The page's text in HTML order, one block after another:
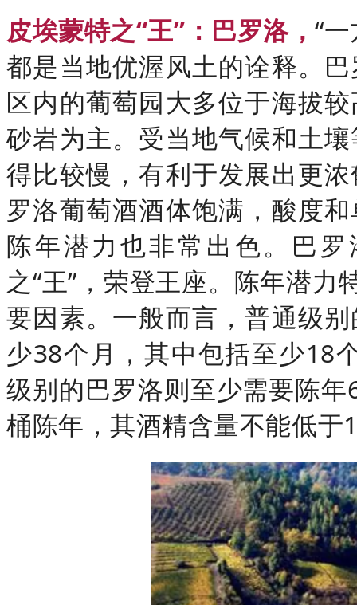
皮埃蒙特之“王”：巴罗洛，“
都是当地优渥风土的诠释。
区内的葡萄园大多位于海拔
砂岩为主。受当地气候和土
得比较慢，有利于发展出更
罗洛葡萄酒酒体饱满，酸度
陈年潜力也非常出色。巴
之“王”，荣登王座。陈年潜力
要因素。一般而言，普通级
少38个月，其中包括至少18
级别的巴罗洛则至少需要陈
桶陈年，其酒精含量不能低于